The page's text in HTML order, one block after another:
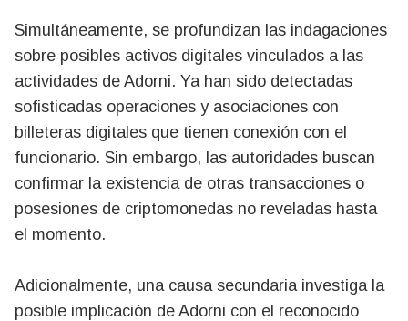
Simultáneamente, se profundizan las indagaciones
sobre posibles activos digitales vinculados a las
actividades de Adorni. Ya han sido detectadas
sofisticadas operaciones y asociaciones con
billeteras digitales que tienen conexión con el
funcionario. Sin embargo, las autoridades buscan
confirmar la existencia de otras transacciones o
posesiones de criptomonedas no reveladas hasta
el momento.
Adicionalmente, una causa secundaria investiga la
posible implicación de Adorni con el reconocido